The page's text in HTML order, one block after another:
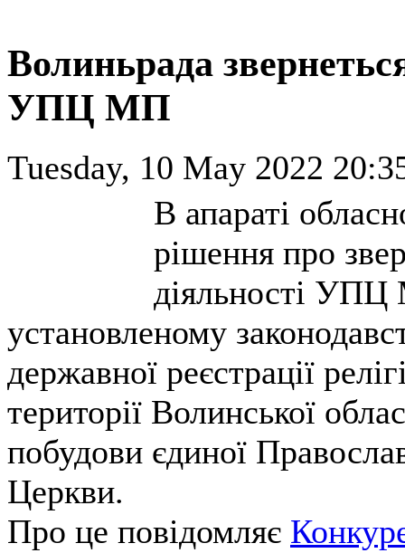
Волиньрада
УПЦ МП
Tuesday, 10 May 2022
В апараті
рішення про
діяльності УПЦ
установленому
державної реєстрації
території Волинської
побудови єдиної
Церкви.
Про це повідомляє